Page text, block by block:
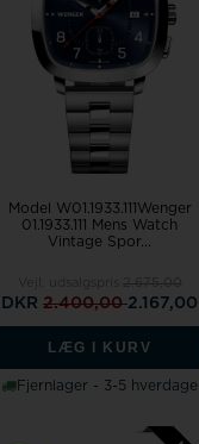
Model W01.1933.111Wenger
01.1933.111 Mens Watch
Vintage Spor...
DKR2.400,002.167,00
LÆG I KURV
Fjernlager - 3-5 hverdage